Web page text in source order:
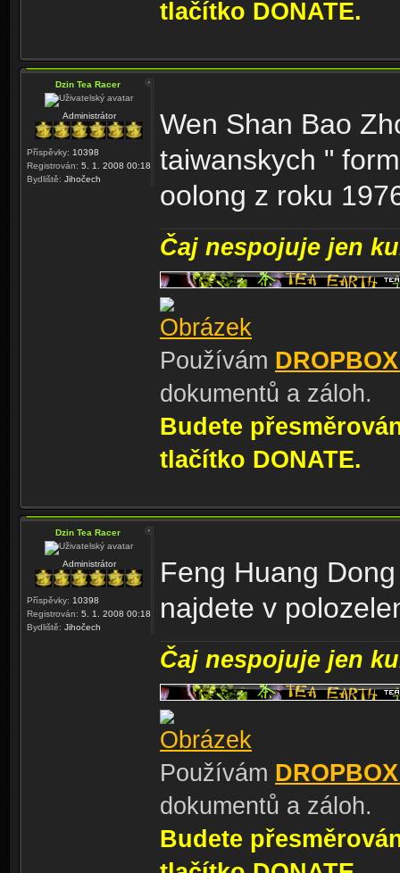
tlačítko DONATE.
Dzin Tea Racer
Administrátor
Příspěvky: 10398
Registrován: 5. 1. 2008 00:18
Bydliště: Jihočech
Wen Shan Bao
taiwanskych "
oolong z roku
Čaj nespojuje jen
Používám
dokumentů a záloh.
Budete
tlačítko DONATE.
Dzin Tea Racer
Administrátor
Příspěvky: 10398
Registrován: 5. 1. 2008 00:18
Bydliště: Jihočech
Feng Huang
najdete v
Čaj nespojuje jen
Používám
dokumentů a záloh.
Budete